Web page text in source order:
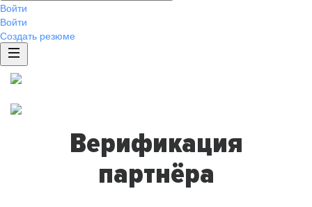
Войти
Войти
Создать резюме
Верификация
партнёра